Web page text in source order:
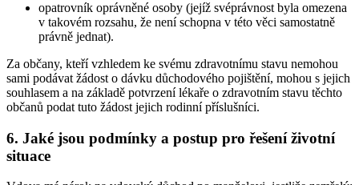
opatrovník oprávněné osoby (jejíž svéprávnost byla omezena
v takovém rozsahu, že není schopna v této věci samostatně
právně jednat).
Za občany, kteří vzhledem ke svému zdravotnímu stavu nemohou
sami podávat žádost o dávku důchodového pojištění, mohou s jejich
souhlasem a na základě potvrzení lékaře o zdravotním stavu těchto
občanů podat tuto žádost jejich rodinní příslušníci.
6. Jaké jsou podmínky a postup pro řešení životní
situace